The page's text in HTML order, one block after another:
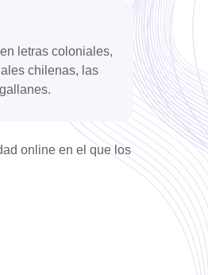
letras coloniales,
chilenas, las
online en el que los